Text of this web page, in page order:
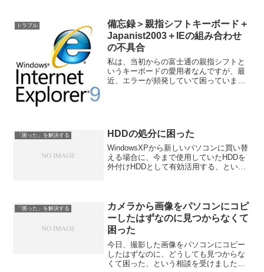
まで延長、Windows7につい...
トラブル
備忘録＞親指シフトキーボード＋
Japanist2003＋IEの組み合わせ
の不具合
私は、当初からの富士通の親指シフトと
いうキーボードの愛用者なんですが、最
近、エラーが頻発していて困っていまし
「困った」を解決する HDDの処分に困った
WindowsXPから新しいパソコンに買い替
える場合に、今まで使用していたHDDを
外付けHDDとして有効活用する、という
は、...
「困った」を解決する
カメラから画像をパソコンにコピ
ーしたはずなのに見つからなくて
困った
今日、撮影した画像をパソコンにコピー
したはずなのに、どうしても見つからな
くて困った、という相談を受けました。